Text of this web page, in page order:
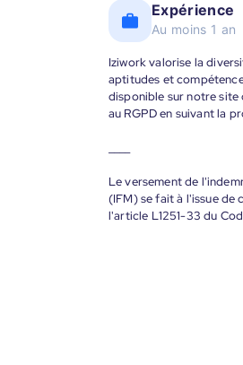
Expérience
Au moins 1 an
Iziwork valorise la
aptitudes et
disponible sur notre site
au RGPD en suivant la
Le versement de
(IFM) se fait à l'issue de
l'article L1251-33 du